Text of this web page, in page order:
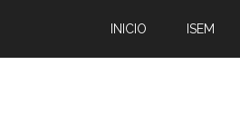
contenido
secondary
la
pie
INICIO ISEM